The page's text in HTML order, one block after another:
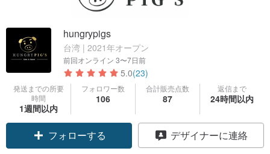
hungrypigs
台湾 | 2021年オープン
前回オンライン 3〜7日前
5.0(23)
発送までの所要
時間
1週間以内
フォロワー数
106
合計販売点数
87
返信まで
24時間以内
フォローする デザイナーに連絡